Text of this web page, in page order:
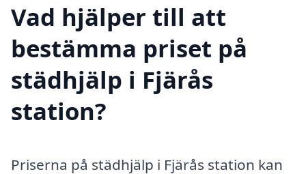
Vad hjälper till att
bestämma priset på
städhjälp i Fjärås
station?
Priserna på städhjälp i Fjärås station kan